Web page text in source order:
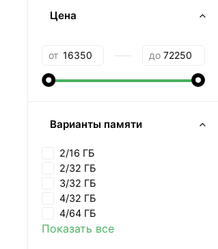
Цена
от до
Варианты памяти
2/16 ГБ
2/32 ГБ
3/32 ГБ
4/32 ГБ
4/64 ГБ
Показать все